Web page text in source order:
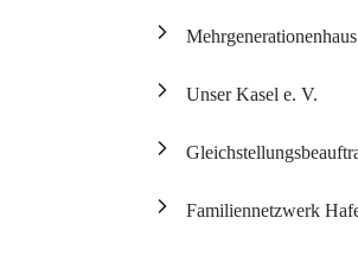
Unser Kasel e. V.
Familiennetzwerk